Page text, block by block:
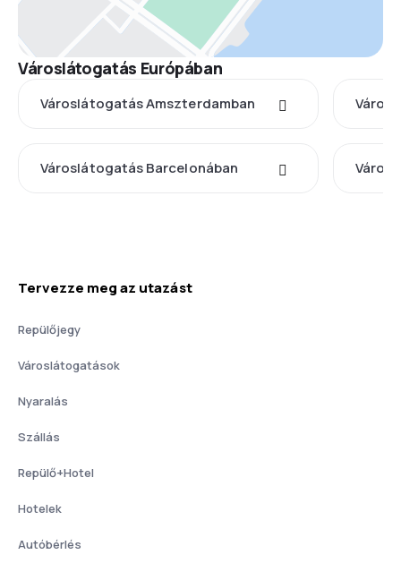
Városlátogatás Európában
Városlátogatás Amszterdamban
Városlátogatás Barcelonában
Tervezze meg az utazást
Repülőjegy
Városlátogatások
Nyaralás
Szállás
Repülő+Hotel
Hotelek
Autóbérlés